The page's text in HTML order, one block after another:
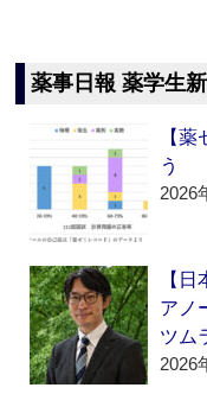
薬事日報 薬学生
【
う
2026
【
アノ
ツム
2026